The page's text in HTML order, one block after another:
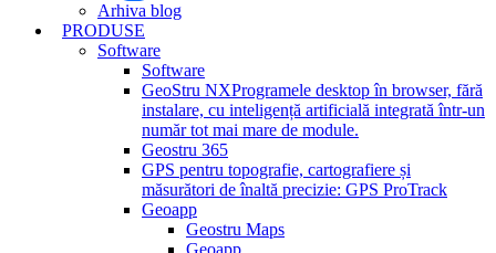
Arhiva blog
PRODUSE
Software
Software
GeoStru NXProgramele desktop în browser, fără
instalare, cu inteligență artificială integrată într-un
număr tot mai mare de module.
Geostru 365
GPS pentru topografie, cartografiere și
măsurători de înaltă precizie: GPS ProTrack
Geoapp
Geostru Maps